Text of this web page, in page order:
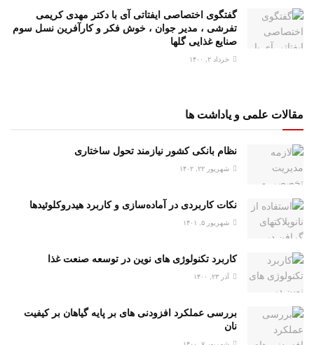
گفتگوی اختصاصی ایفتاتی آی با دکتر مهدی کریمی
تفرشی ، مدیر جوان ، خوش فکر و کارآفرین نسل سوم
صنایع غذایی گلها
خرداد ۲, ۱۴۰۰
مقالات علمی و یاداشت ها
نظام بانکی کشور نیازمند تحول ساختاری
شهریور ۲۲, ۱۴۰۲
نکات کاربردی در آماده‌سازی و کاربرد هیدروکلوئیدها
شهریور ۵, ۱۴۰۱
کاربرد تکنولوژی های نوین در توسعه صنعت غذا
آذر ۲۳, ۱۴۰۰
بررسی عملکرد افزودنی های بر پایه گیاهان بر کیفیت
نان